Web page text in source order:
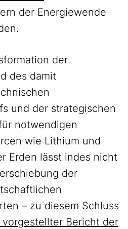
der Energiewende
der
des damit
und der strategischen
notwendigen
wie Lithium und
Erden lässt indes nicht
der
– zu diesem Schluss
Bericht der